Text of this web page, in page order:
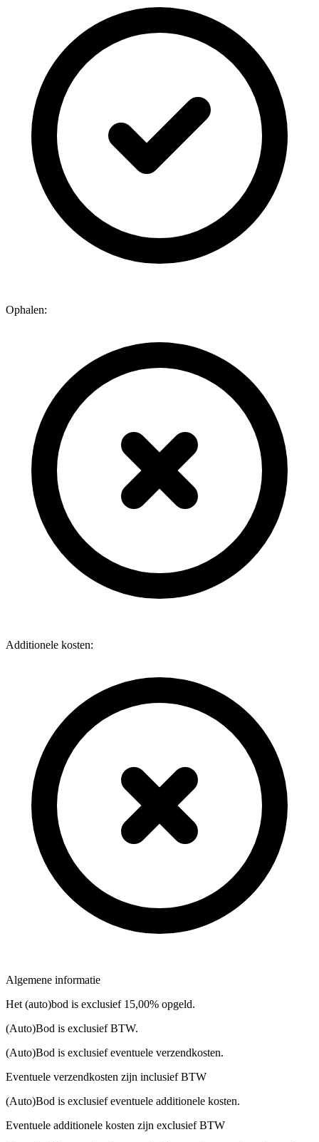
Ophalen:
Additionele kosten:
Algemene informatie
Het (auto)bod is exclusief 15,00% opgeld.
(Auto)Bod is exclusief BTW.
(Auto)Bod is exclusief eventuele verzendkosten.
Eventuele verzendkosten zijn inclusief BTW
(Auto)Bod is exclusief eventuele additionele kosten.
Eventuele additionele kosten zijn exclusief BTW